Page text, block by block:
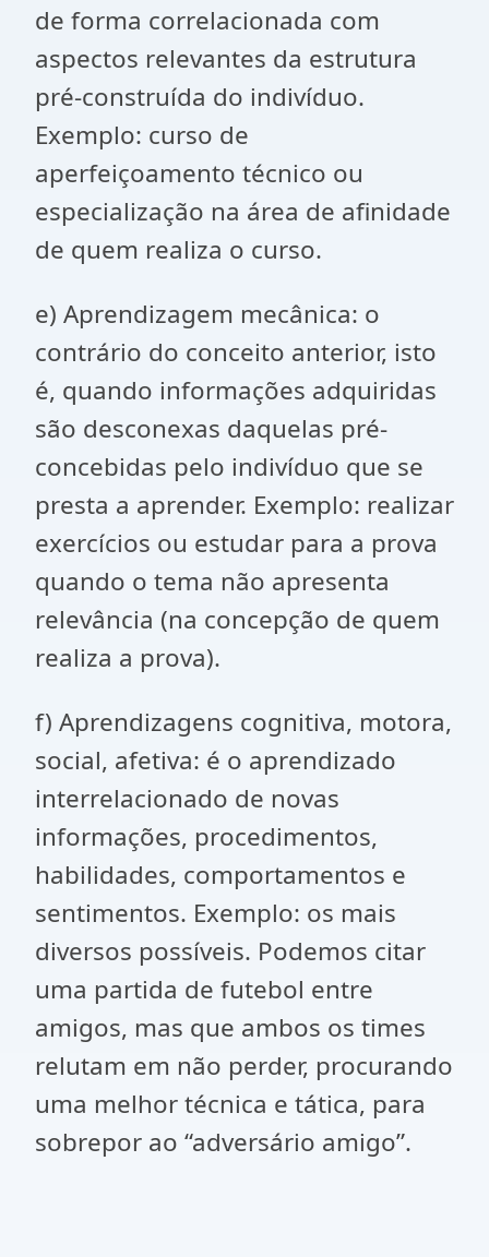
de forma correlacionada com
aspectos relevantes da estrutura
pré-construída do indivíduo.
Exemplo: curso de
aperfeiçoamento técnico ou
especialização na área de afinidade
de quem realiza o curso.
e) Aprendizagem mecânica: o
contrário do conceito anterior, isto
é, quando informações adquiridas
são desconexas daquelas pré-
concebidas pelo indivíduo que se
presta a aprender. Exemplo: realizar
exercícios ou estudar para a prova
quando o tema não apresenta
relevância (na concepção de quem
realiza a prova).
f) Aprendizagens cognitiva, motora,
social, afetiva: é o aprendizado
interrelacionado de novas
informações, procedimentos,
habilidades, comportamentos e
sentimentos. Exemplo: os mais
diversos possíveis. Podemos citar
uma partida de futebol entre
amigos, mas que ambos os times
relutam em não perder, procurando
uma melhor técnica e tática, para
sobrepor ao “adversário amigo”.